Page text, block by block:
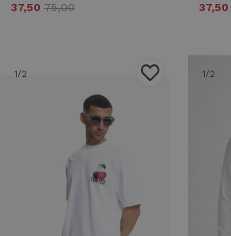
37,50 75,00
37,50
1/2 1/2